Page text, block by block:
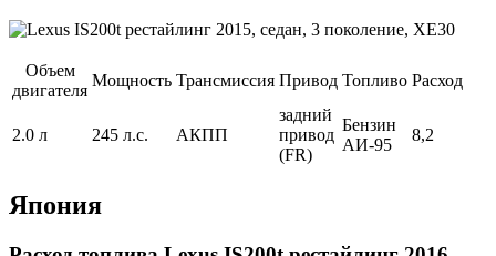
Объем
двигателя
Мощность Трансмиссия Привод Топливо Расход
2.0 л 245 л.с. АКПП
задний
привод
(FR)
Бензин
АИ-95
8,2
Япония